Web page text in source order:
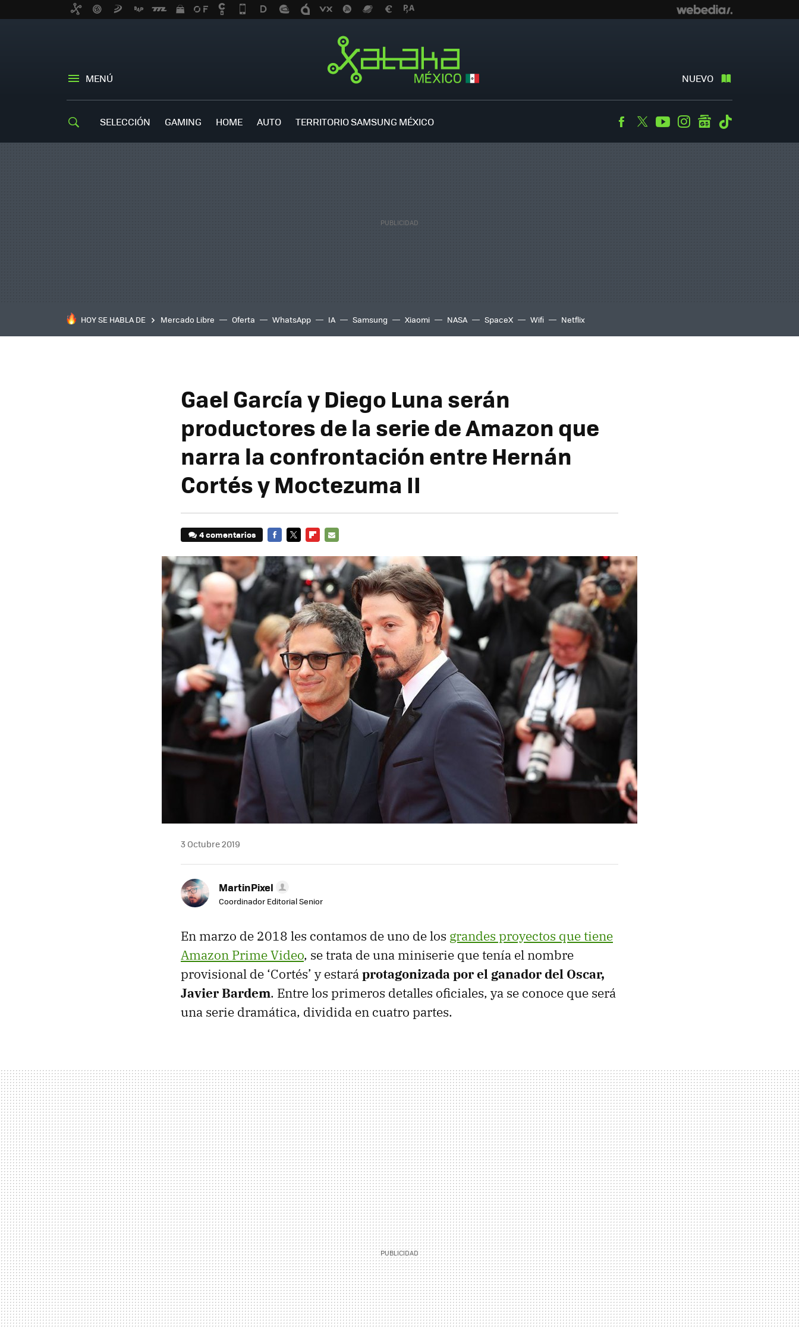
MENÚ NUEVO
SELECCIÓN GAMING HOME AUTO TERRITORIO SAMSUNG MÉXICO Facebook
TwitterYoutubeInstagramgooglenews
HOY SE HABLA DE Mercado Libre Oferta WhatsApp IA Samsung Xiaomi NASA SpaceX Wifi Netflix
Gael García y Diego Luna serán
productores de la serie de Amazon que
narra la confrontación entre Hernán
Cortés y Moctezuma II
4 comentarios
MAIL
3 Octubre 2019
MartinPixel
Coordinador Editorial Senior
En marzo de 2018 les contamos de uno de los grandes proyectos que tiene
Amazon Prime Video, se trata de una miniserie que tenía el nombre
provisional de ‘Cortés’ y estaráprotagonizada por el ganador del Oscar,
Javier Bardem. Entre los primeros detalles oficiales, ya se conoce que será
una serie dramática, dividida en cuatro partes.